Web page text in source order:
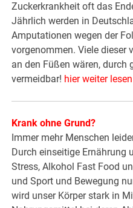
Zuckerkrankheit oft das
Jährlich werden in
Amputationen wegen der
vorgenommen. Viele dieser
an den Füßen wären, durch
vermeidbar! hier weiter
Krank ohne Grund?
Immer mehr Menschen
Durch einseitige Ernährung
Stress, Alkohol Fast Food
und Sport und Bewegung
wird unser Körper stark in